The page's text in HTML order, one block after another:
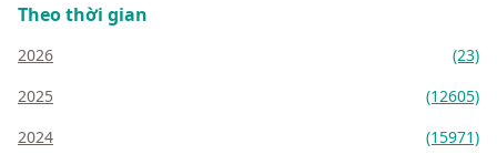
Theo thời gian
2026
(23)
2025
(12605)
2024
(15971)